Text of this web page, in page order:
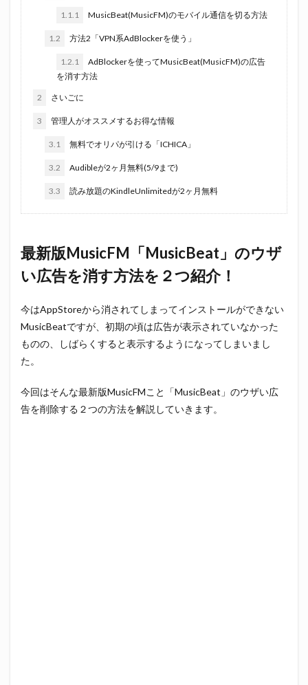
1.1.1 MusicBeat(MusicFM)のモバイル通信を切る方法
1.2 方法2「VPN系AdBlockerを使う」
1.2.1
AdBlockerを使ってMusicBeat(MusicFM)の広告
を消す方法
2 さいごに
3 管理人がオススメするお得な情報
3.1 無料でオリパが引ける「ICHICA」
3.2 Audibleが2ヶ月無料(5/9まで)
3.3 読み放題のKindleUnlimitedが2ヶ月無料
最新版MusicFM「MusicBeat」のウザ
い広告を消す方法を２つ紹介！
今はAppStoreから消されてしまってインストールができない
MusicBeatですが、初期の頃は広告が表示されていなかった
ものの、しばらくすると表示するようになってしまいまし
た。
今回はそんな最新版MusicFMこと「MusicBeat」のウザい広
告を削除する２つの方法を解説していきます。